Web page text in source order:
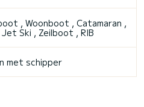
, Woonboot , Catamaran ,
Ski , Zeilboot , RIB
met schipper